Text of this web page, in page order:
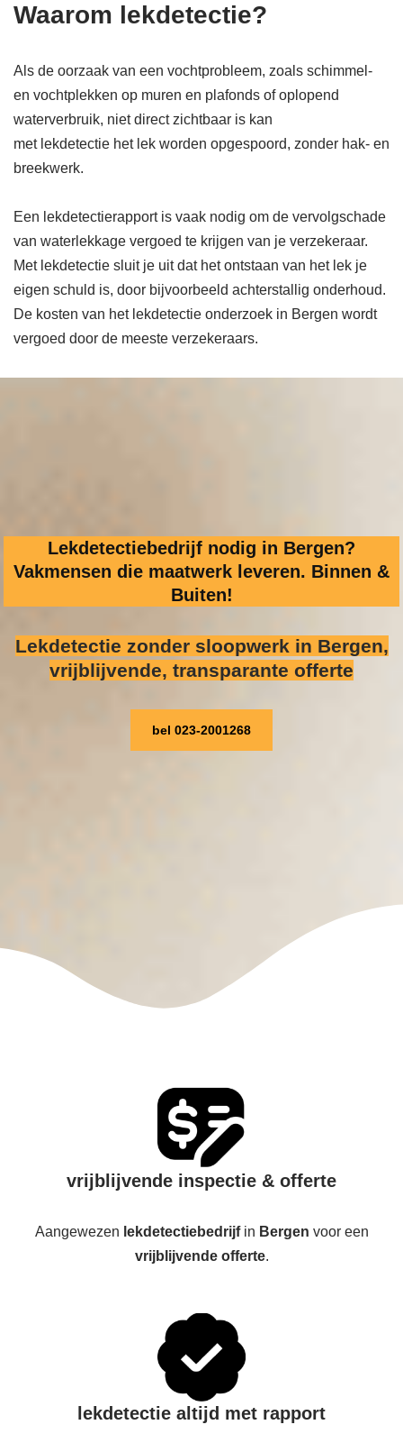
Waarom lekdetectie?
Als de oorzaak van een vochtprobleem, zoals schimmel-
en vochtplekken op muren en plafonds of oplopend
waterverbruik, niet direct zichtbaar is kan
met lekdetectie het lek worden opgespoord, zonder hak- en
breekwerk.
Een lekdetectierapport is vaak nodig om de vervolgschade
van waterlekkage vergoed te krijgen van je verzekeraar.
Met lekdetectie sluit je uit dat het ontstaan van het lek je
eigen schuld is, door bijvoorbeeld achterstallig onderhoud.
De kosten van het lekdetectie onderzoek in Bergen wordt
vergoed door de meeste verzekeraars.
Lekdetectiebedrijf nodig in Bergen?
Vakmensen die maatwerk leveren. Binnen &
Buiten!
Lekdetectie zonder sloopwerk in Bergen,
vrijblijvende, transparante offerte
bel 023-2001268
vrijblijvende inspectie & offerte
Aangewezen lekdetectiebedrijfin Bergen voor een
vrijblijvende offerte.
lekdetectie altijd met rapport